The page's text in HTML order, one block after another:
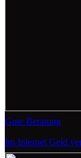
Gute Beratung
Im Internet Geld